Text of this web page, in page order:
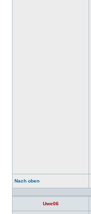
Nach oben
Uwe06